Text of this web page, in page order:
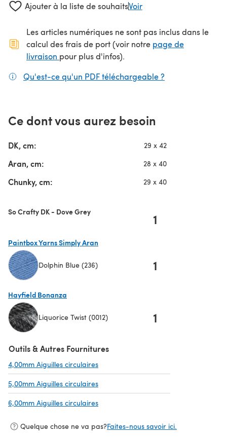
Ajouter à la liste de souhaitsVoir
Les articles numériques ne sont pas inclus dans le
calcul des frais de port (voir notre page de
livraison (s'ouvre dans un nouvel onglet)
pour plus d'infos).
Qu'est-ce qu'un PDF téléchargeable ?
Ce dont vous aurez besoin
DK, cm: 29 x 42
Aran, cm: 28 x 40
Chunky, cm: 29 x 40
So Crafty DK - Dove Grey 1
Paintbox Yarns Simply Aran
Dolphin Blue (236) 1
Hayfield Bonanza
Liquorice Twist (0012) 1
Outils & Autres Fournitures
4,00mm Aiguilles circulaires
5,00mm Aiguilles circulaires
6,00mm Aiguilles circulaires
Quelque chose ne va pas?Faites-nous savoir ici.